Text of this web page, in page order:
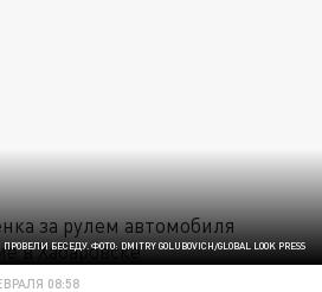
БЕСЕДУ. ФОТО: DMITRY GOLUBOVICH/GLOBAL LOOK PRESS
08:58